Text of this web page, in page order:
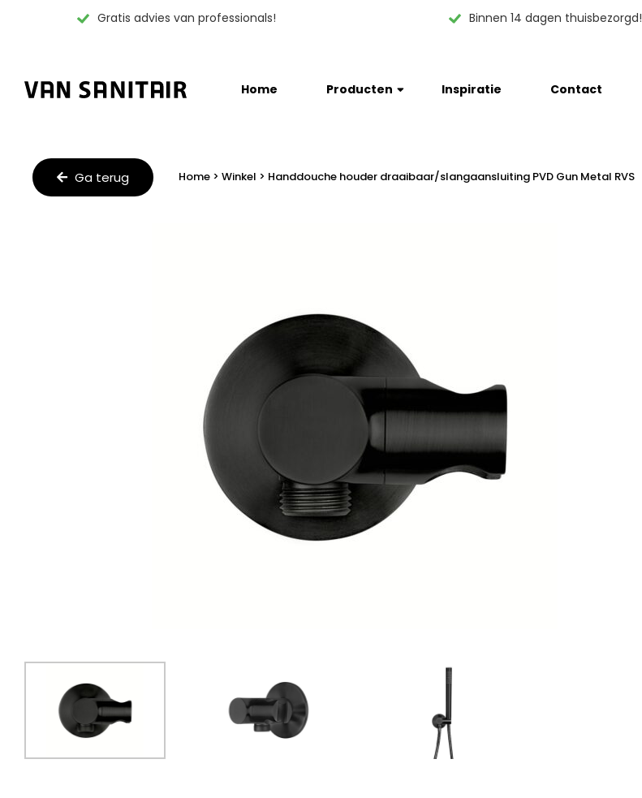
Gratis advies van professionals! Binnen 14 dagen thuisbezorgd!
Home Producten Inspiratie Contact
Ga terug Home > Winkel > Handdouche houder draaibaar/slangaansluiting PVD Gun Metal RVS